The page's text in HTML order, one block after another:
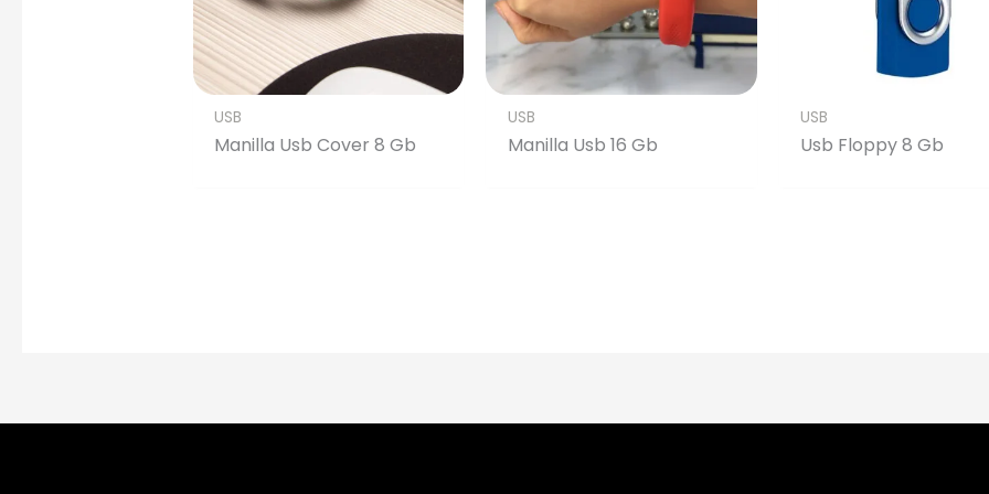
USB
Manilla Usb Cover 8 Gb
USB
Manilla Usb 16 Gb
USB
Usb Floppy 8 Gb